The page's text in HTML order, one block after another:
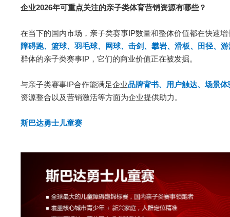
企业2026年可重点关注的亲子类体育营销资源有哪些？
在当下的国内市场，亲子类赛事IP数量和整体价值都在快速
障碍跑、篮球、羽毛球、网球、击剑、攀岩、滑板、田径、
群体的亲子类赛事IP，它们的商业价值正在被发掘。
与亲子类赛事IP合作能满足企业品牌背书、用户触达、场景
资源整合以及营销激活等方面为企业提供助力。
斯巴达勇士儿童赛